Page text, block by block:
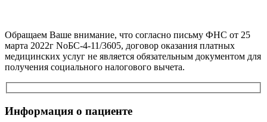
Обращаем Ваше внимание, что согласно письму ФНС от 25
марта 2022г NoБС-4-11/3605, договор оказания платных
медицинских услуг не является обязательным документом для
получения социального налогового вычета.
Информация о пациенте